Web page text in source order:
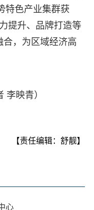
特色产业集群获
提升、品牌打造等
合，为区域经济高
李映青）
【责任编辑：舒靓】
心